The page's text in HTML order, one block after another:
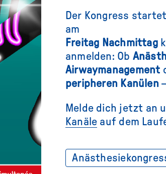
Der Kongress
am
Freitag Nachmittag
anmelden: Ob
Airwaymanagement
peripheren Kanülen
Melde dich jetzt an
Kanäle auf dem